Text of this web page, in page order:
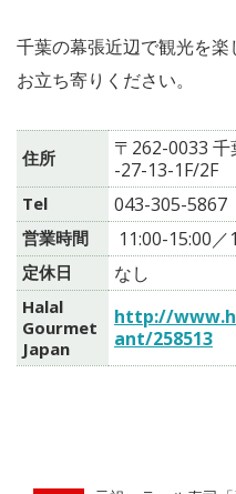
千葉の幕張近辺で観光を
お立ち寄りください。
住所
〒262-0033
-27-13-1F/2F
Tel 043-305-5867
営業時間 11:00-15:00／
定休日 なし
Halal
Gourmet
Japan
http://
ant/258513